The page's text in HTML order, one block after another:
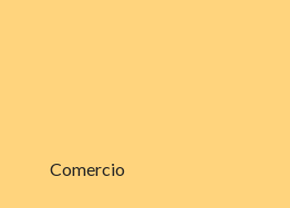
Comercio